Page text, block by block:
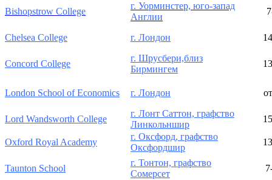
Bishopstrow College
г. Уорминстер, юго-запад
Англии
Chelsea College г. Лондон
Concord College
г. Шрусбери,близ
Бирмингем
London School of Economics г. Лондон
Lord Wandsworth College
г. Лонт Саттон, графство
Линкольншир
Oxford Royal Academy
г. Оксфорд, графство
Оксфордшир
Taunton School
г. Тонтон, графство
Сомерсет